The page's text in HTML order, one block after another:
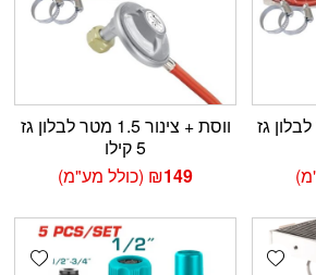
1.5 מטר לבלון גז
ווסת + צינור 1.5 מטר לבלון גז
5 קילו
₪149 (כולל מע"מ)
Add wishlist